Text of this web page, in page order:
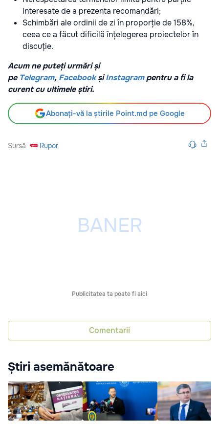
interesate de a prezenta recomandări;
Schimbări ale ordinii de zi în proporție de 158%,
ceea ce a făcut dificilă înțelegerea proiectelor în
discuție.
Acum ne puteți urmări și
pe Telegram, FacebookșiInstagrampentru a fi la
curent cu ultimele știri.
Abonați-vă la știrile Point.md pe Google
Sursă Rupor
Publicitatea ta poate fi aici
Comentarii
Știri asemănătoare